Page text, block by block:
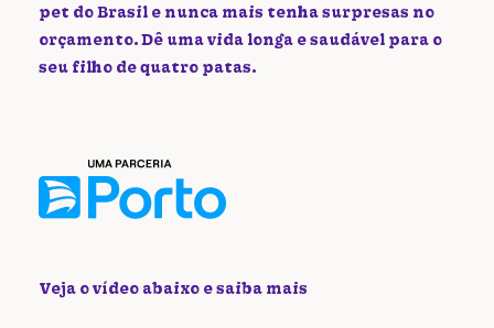
pet do Brasil e nunca mais tenha surpresas no
orçamento. Dê uma vida longa e saudável para o
seu filho de quatro patas.
Veja o vídeo abaixo e saiba mais